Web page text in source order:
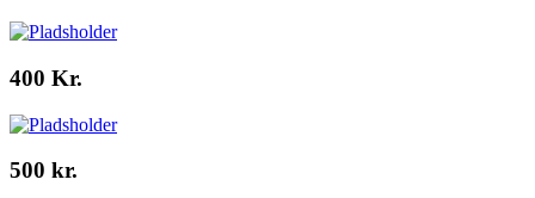
400 Kr.
500 kr.